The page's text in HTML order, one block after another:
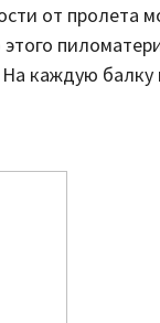
от пролета
каждую балку